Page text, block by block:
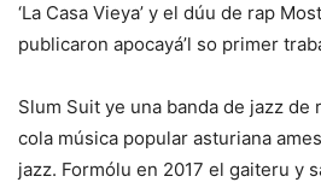
‘La Casa Vieya’ y el dúu de rap
publicaron apocayá’l so primer
Slum Suit ye una banda de jazz de
cola música popular asturiana
jazz. Formólu en 2017 el gaiteru y